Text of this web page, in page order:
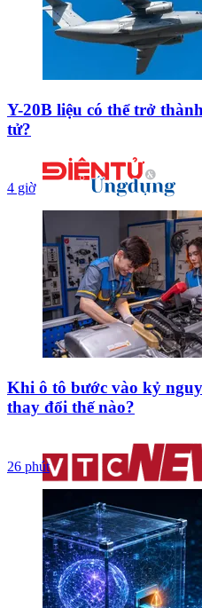
Y-20B liệu có thể trở
tử?
4 giờ
Khi ô tô bước vào kỷ
thay đổi thế nào?
26 phút